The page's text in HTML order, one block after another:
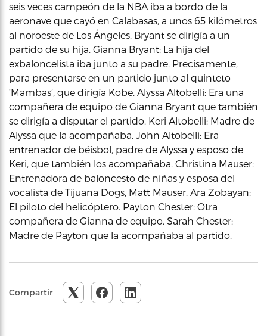
seis veces campeón de la NBA iba a bordo de la
aeronave que cayó en Calabasas, a unos 65 kilómetros
al noroeste de Los Ángeles. Bryant se dirigía a un
partido de su hija. Gianna Bryant: La hija del
exbaloncelista iba junto a su padre. Precisamente,
para presentarse en un partido junto al quinteto
‘Mambas’, que dirigía Kobe. Alyssa Altobelli: Era una
compañera de equipo de Gianna Bryant que también
se dirigía a disputar el partido. Keri Altobelli: Madre de
Alyssa que la acompañaba. John Altobelli: Era
entrenador de béisbol, padre de Alyssa y esposo de
Keri, que también los acompañaba. Christina Mauser:
Entrenadora de baloncesto de niñas y esposa del
vocalista de Tijuana Dogs, Matt Mauser. Ara Zobayan:
El piloto del helicóptero. Payton Chester: Otra
compañera de Gianna de equipo. Sarah Chester:
Madre de Payton que la acompañaba al partido.
Compartir